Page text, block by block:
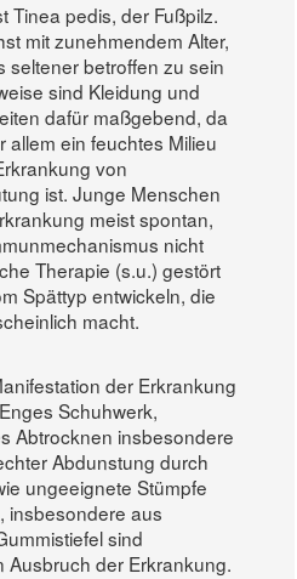
Tinea pedis, der Fußpilz.
mit zunehmendem Alter,
seltener betroffen zu sein
sind Kleidung und
dafür maßgebend, da
allem ein feuchtes Milieu
von
ist. Junge Menschen
meist spontan,
nicht
Therapie (s.u.) gestört
Spättyp entwickeln, die
macht.
der Erkrankung
Schuhwerk,
Abtrocknen insbesondere
Abdunstung durch
ungeeignete Stümpfe
insbesondere aus
sind
Ausbruch der Erkrankung.